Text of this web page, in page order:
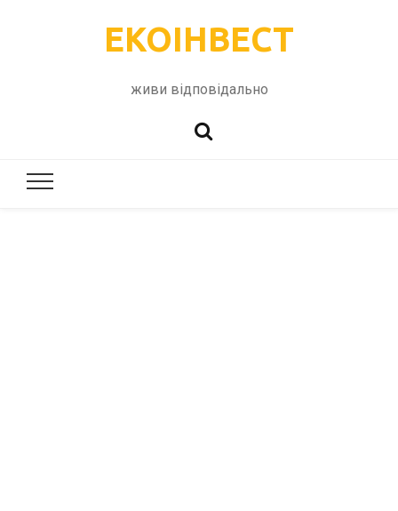
ЕКОІНВЕСТ
живи відповідально